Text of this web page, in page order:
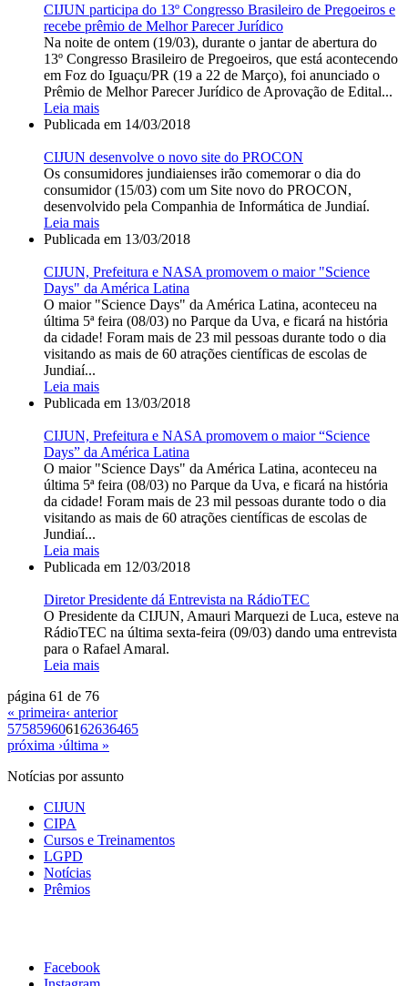
CIJUN participa do 13º Congresso Brasileiro de Pregoeiros e
recebe prêmio de Melhor Parecer Jurídico
Na noite de ontem (19/03), durante o jantar de abertura do
13º Congresso Brasileiro de Pregoeiros, que está acontecendo
em Foz do Iguaçu/PR (19 a 22 de Março), foi anunciado o
Prêmio de Melhor Parecer Jurídico de Aprovação de Edital...
Leia mais
Publicada em 14/03/2018
CIJUN desenvolve o novo site do PROCON
Os consumidores jundiaienses irão comemorar o dia do
consumidor (15/03) com um Site novo do PROCON,
desenvolvido pela Companhia de Informática de Jundiaí.
Leia mais
Publicada em 13/03/2018
CIJUN, Prefeitura e NASA promovem o maior "Science
Days" da América Latina
O maior "Science Days" da América Latina, aconteceu na
última 5ª feira (08/03) no Parque da Uva, e ficará na história
da cidade! Foram mais de 23 mil pessoas durante todo o dia
visitando as mais de 60 atrações científicas de escolas de
Jundiaí...
Leia mais
Publicada em 13/03/2018
CIJUN, Prefeitura e NASA promovem o maior “Science
Days” da América Latina
O maior "Science Days" da América Latina, aconteceu na
última 5ª feira (08/03) no Parque da Uva, e ficará na história
da cidade! Foram mais de 23 mil pessoas durante todo o dia
visitando as mais de 60 atrações científicas de escolas de
Jundiaí...
Leia mais
Publicada em 12/03/2018
Diretor Presidente dá Entrevista na RádioTEC
O Presidente da CIJUN, Amauri Marquezi de Luca, esteve na
RádioTEC na última sexta-feira (09/03) dando uma entrevista
para o Rafael Amaral.
Leia mais
página 61 de 76
« primeira‹ anterior
575859606162636465
próxima ›última »
Notícias por assunto
CIJUN
CIPA
Cursos e Treinamentos
LGPD
Notícias
Prêmios
Facebook